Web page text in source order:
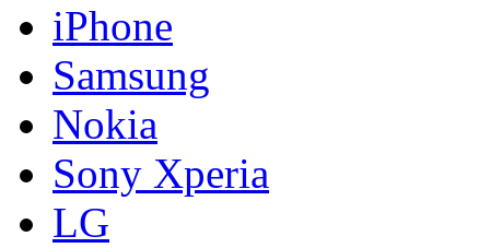
iPhone
Samsung
Nokia
Sony Xperia
LG